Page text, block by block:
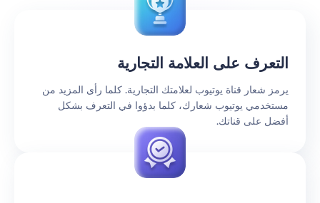
التعرف على العلامة التجارية
يرمز شعار قناة يوتيوب لعلامتك التجارية. كلما رأى المزيد من
مستخدمي يوتيوب شعارك، كلما بدؤوا في التعرف بشكل
أفضل على قناتك.